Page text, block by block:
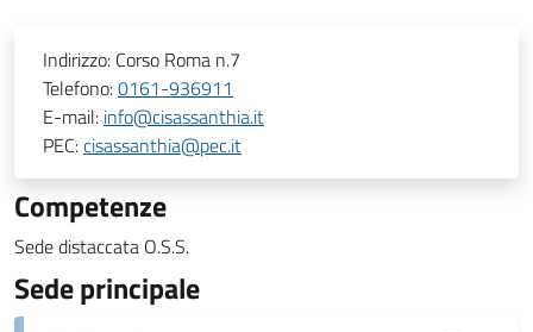
Indirizzo: Corso Roma n.7
Telefono:0161-936911
E-mail: info@cisassanthia.it
PEC:cisassanthia@pec.it
Competenze
Sede distaccata O.S.S.
Sede principale